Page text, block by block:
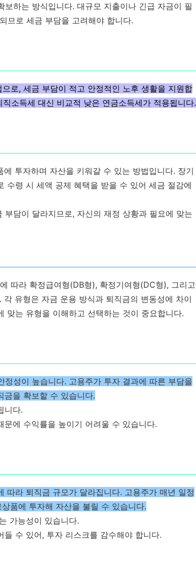
하는 방식입니다. 대규모 지출이나 긴급 자금이 필
므로 세금 부담을 고려해야 합니다.
로, 세금 부담이 적고 안정적인 노후 생활을 지원합
소득세 대신 비교적 낮은 연금소득세가 적용됩니다.
투자하며 자산을 키워갈 수 있는 방법입니다. 장기
수령 시 세액 공제 혜택을 받을 수 있어 세금 절감에
담이 달라지므로, 자신의 재정 상황과 필요에 맞는
따라 확정급여형(DB형), 확정기여형(DC형), 그리고
유형은 자금 운용 방식과 퇴직금의 변동성에 차이
맞는 유형을 이해하고 선택하는 것이 중요합니다.
성이 높습니다. 고용주가 투자 결과에 따른 부담을
금을 확보할 수 있습니다.
니다.
에 수익률을 높이기 어려울 수 있습니다.
따라 퇴직금 규모가 달라집니다. 고용주가 매년 일정
품에 투자해 자산을 불릴 수 있습니다.
가능성이 있습니다.
수 있어, 투자 리스크를 감수해야 합니다.